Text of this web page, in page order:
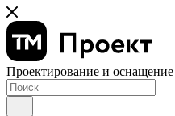
Проектирование и